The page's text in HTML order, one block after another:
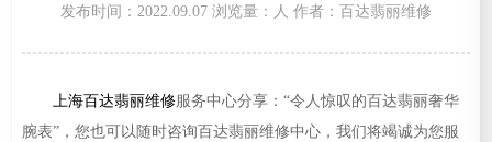
发布时间：2022.09.07 浏览量： 人 作者：百达翡丽维修
上海百达翡丽维修服务中心分享：“令人惊叹的百达翡丽奢华
腕表”，您也可以随时咨询百达翡丽维修中心，我们将竭诚为您服